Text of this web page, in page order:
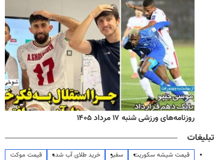
روزنامه‌های ورزشی شنبه ۱۷ مرداد ۱۴۰۵
تبلیغات
قیمت شیشه سکوریت سفیر خرید طلای آب شده
قیمت موکت